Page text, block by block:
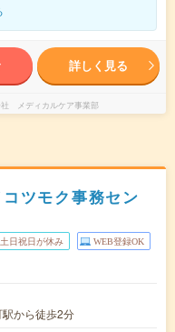
詳しく見る
社 メディカルケア事業部
ツモク事務セン
土日祝日が休み WEB登録OK
から徒歩2分